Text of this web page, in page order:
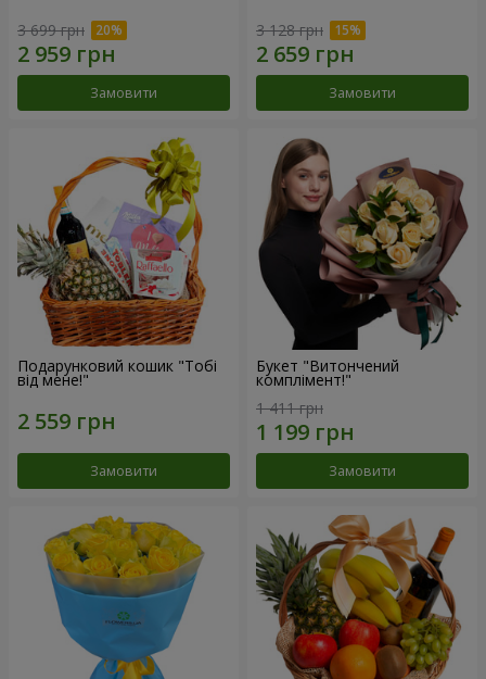
3 699 грн
Замовити
3 128 грн
Замовити
Подарунковий кошик "Тобі
від мене!"
Замовити
Букет "Витончений
комплімент!"
1 411 грн
Замовити